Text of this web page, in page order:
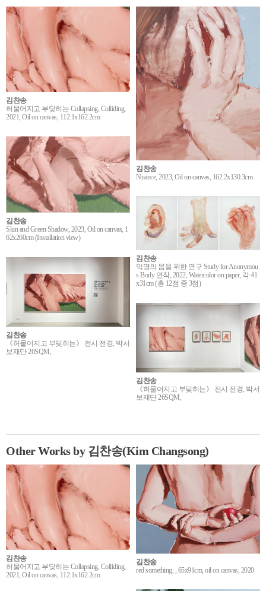
김찬송
허물어지고 부딪히는 Collapsing, Colliding,
2021, Oil on canvas, 112.1x162.2cm
김찬송
Nuance, 2023, Oil on canvas, 162.2x130.3cm
김찬송
Skin and Green Shadow, 2023, Oil on canvas, 1
62x260cm (Installation view)
김찬송
익명의 몸을 위한 연구 Study for Anonymou
s Body 연작, 2022, Watercolor on paper, 각 41
x31cm (총 12점 중 3점)
김찬송
《허물어지고 부딪히는》 전시 전경, 박서
보재단 26SQM,
김찬송
《허물어지고 부딪히는》 전시 전경, 박서
보재단 26SQM,
Other Works by 김찬송(Kim Changsong)
김찬송
허물어지고 부딪히는 Collapsing, Colliding,
2021, Oil on canvas, 112.1x162.2cm
김찬송
red something, , 65x91cm, oil on canvas, 2020